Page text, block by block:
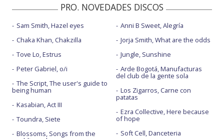
PRO. NOVEDADES DISCOS
Sam Smith, Hazel eyes
Chaka Khan, Chakzilla
Tove Lo, Estrus
Peter Gabriel, o/i
The Script, The user's guide to
being human
Kasabian, Act III
Toundra, Siete
Blossoms, Songs from the
Anni B Sweet, Alegría
Jorja Smith, What are the odds
Jungle, Sunshine
Arde Bogotá, Manufacturas
del club de la gente sola
Los Zigarros, Carne con
patatas
Ezra Collective, Here because
of hope
Soft Cell, Danceteria